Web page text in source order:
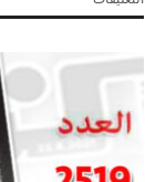
العدد
مجلة
أكتوبر